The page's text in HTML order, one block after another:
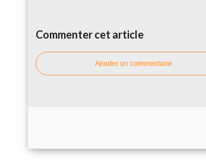
Commenter cet article
Ajouter un commentaire